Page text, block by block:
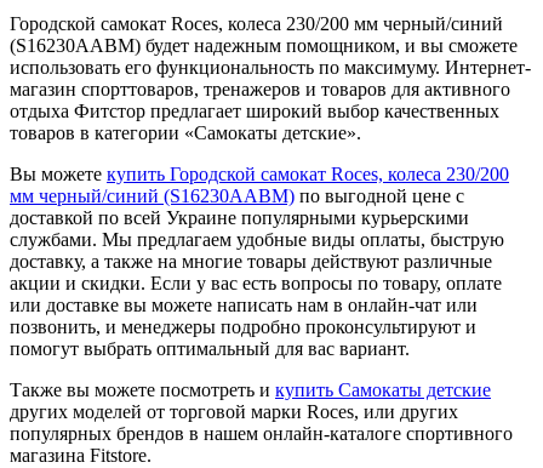
Городской самокат Roces, колеса 230/200 мм черный/синий
(S16230AABM) будет надежным помощником, и вы сможете
использовать его функциональность по максимуму. Интернет-
магазин спорттоваров, тренажеров и товаров для активного
отдыха Фитстор предлагает широкий выбор качественных
товаров в категории «Самокаты детские».
Вы можете купить Городской самокат Roces, колеса 230/200
мм черный/синий (S16230AABM) по выгодной цене с
доставкой по всей Украине популярными курьерскими
службами. Мы предлагаем удобные виды оплаты, быструю
доставку, а также на многие товары действуют различные
акции и скидки. Если у вас есть вопросы по товару, оплате
или доставке вы можете написать нам в онлайн-чат или
позвонить, и менеджеры подробно проконсультируют и
помогут выбрать оптимальный для вас вариант.
Также вы можете посмотреть и купить Самокаты детские
других моделей от торговой марки Roces, или других
популярных брендов в нашем онлайн-каталоге спортивного
магазина Fitstore.